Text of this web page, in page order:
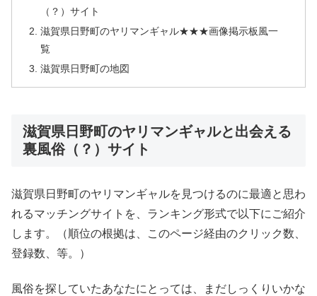
（？）サイト
滋賀県日野町のヤリマンギャル★★★画像掲示板風一
覧
滋賀県日野町の地図
滋賀県日野町のヤリマンギャルと出会える
裏風俗（？）サイト
滋賀県日野町のヤリマンギャルを見つけるのに最適と思わ
れるマッチングサイトを、ランキング形式で以下にご紹介
します。（順位の根拠は、このページ経由のクリック数、
登録数、等。）
風俗を探していたあなたにとっては、まだしっくりいかな